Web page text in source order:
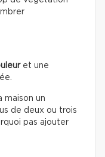
et une
maison un
de deux ou trois
pas ajouter